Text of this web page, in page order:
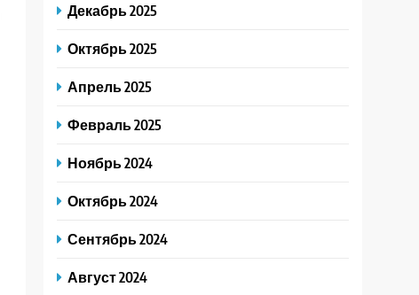
Декабрь 2025
Октябрь 2025
Апрель 2025
Февраль 2025
Ноябрь 2024
Октябрь 2024
Сентябрь 2024
Август 2024